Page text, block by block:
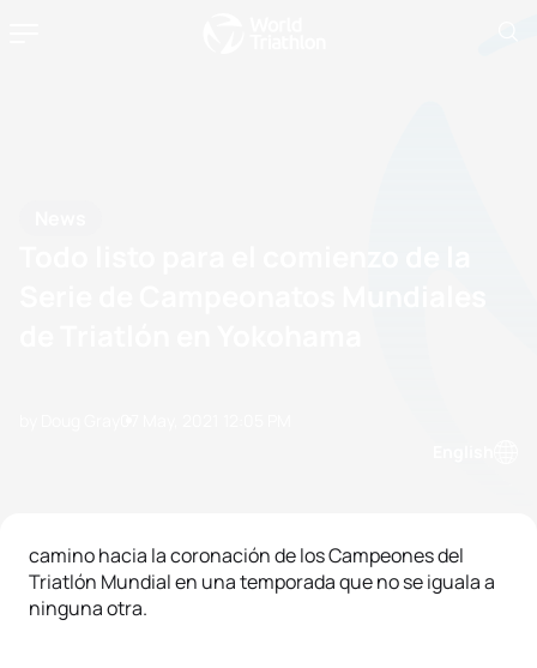
camino hacia la coronación de los Campeones del
Triatlón Mundial en una temporada que no se iguala a
ninguna otra.